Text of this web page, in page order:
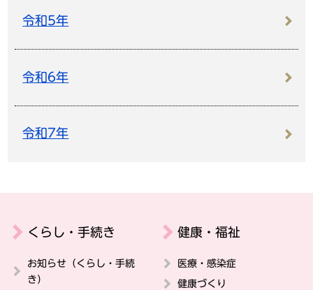
令和5年
令和6年
令和7年
くらし・手続き
お知らせ（くらし・手続
き）
健康・福祉
医療・感染症
健康づくり